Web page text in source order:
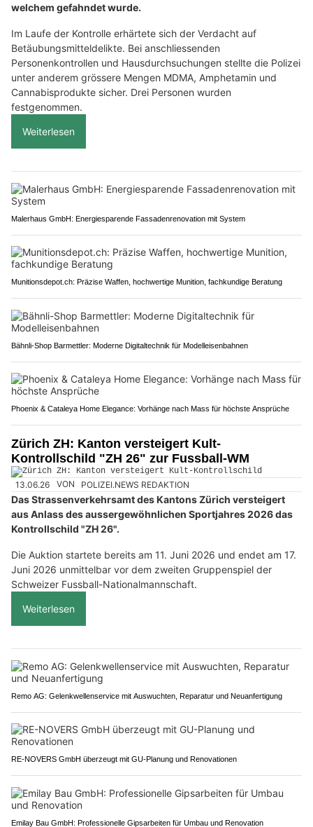
welchem gefahndet wurde.
Im Laufe der Kontrolle erhärtete sich der Verdacht auf
Betäubungsmitteldelikte. Bei anschliessenden
Personenkontrollen und Hausdurchsuchungen stellte die Polizei
unter anderem grössere Mengen MDMA, Amphetamin und
Cannabisprodukte sicher. Drei Personen wurden
festgenommen.
Weiterlesen
Malerhaus GmbH: Energiesparende Fassadenrenovation mit System
Munitionsdepot.ch: Präzise Waffen, hochwertige Munition, fachkundige Beratung
Bähnli-Shop Barmettler: Moderne Digitaltechnik für Modelleisenbahnen
Phoenix & Cataleya Home Elegance: Vorhänge nach Mass für höchste Ansprüche
Zürich ZH: Kanton versteigert Kult-
Kontrollschild "ZH 26" zur Fussball-WM
13.06.26 VON POLIZEI.NEWS REDAKTION
Das Strassenverkehrsamt des Kantons Zürich versteigert
aus Anlass des aussergewöhnlichen Sportjahres 2026 das
Kontrollschild "ZH 26".
Die Auktion startete bereits am 11. Juni 2026 und endet am 17.
Juni 2026 unmittelbar vor dem zweiten Gruppenspiel der
Schweizer Fussball-Nationalmannschaft.
Weiterlesen
Remo AG: Gelenkwellenservice mit Auswuchten, Reparatur und Neuanfertigung
RE-NOVERS GmbH überzeugt mit GU-Planung und Renovationen
Emilay Bau GmbH: Professionelle Gipsarbeiten für Umbau und Renovation